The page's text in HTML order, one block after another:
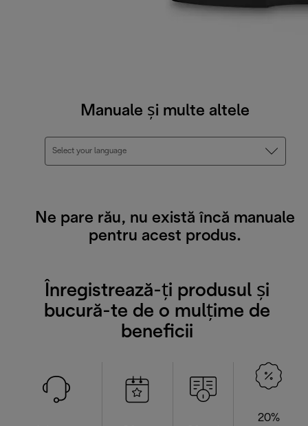
Manuale și multe altele
Select your language
Ne pare rău, nu există încă manuale
pentru acest produs.
Înregistrează-ți produsul și
bucură-te de o mulțime de
beneficii
20%